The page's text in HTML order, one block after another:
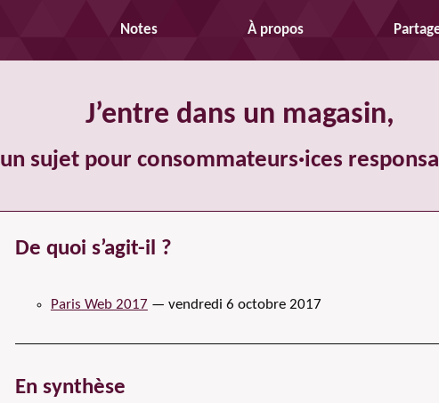
Notes À propos
J’entre dans un magasin,
un sujet pour consommateurs·ices
De quoi s’agit-il ?
Paris Web 2017 — vendredi 6 octobre 2017
En synthèse